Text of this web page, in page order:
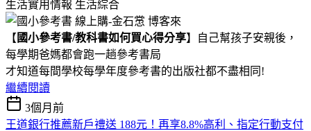
生活實用情報 生活綜合
【 國小參考書/教科書如何買心得分享】自己幫孩子安親後，
每學期爸媽都會跑一趟參考書局
才知道每間學校每學年度參考書的出版社都不盡相同!
繼續閱讀
3個月前
王道銀行推薦新戶禮送 188元！再享8.8%高利、指定行動支付